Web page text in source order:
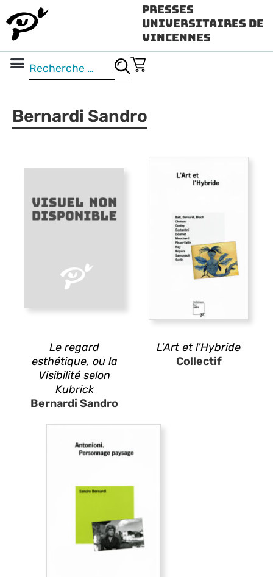
Presses
Universitaires de
Vincennes
Bernardi Sandro
Le regard
esthétique, ou la
Visibilité selon
Kubrick
Bernardi Sandro
L'Art et l'Hybride
Collectif